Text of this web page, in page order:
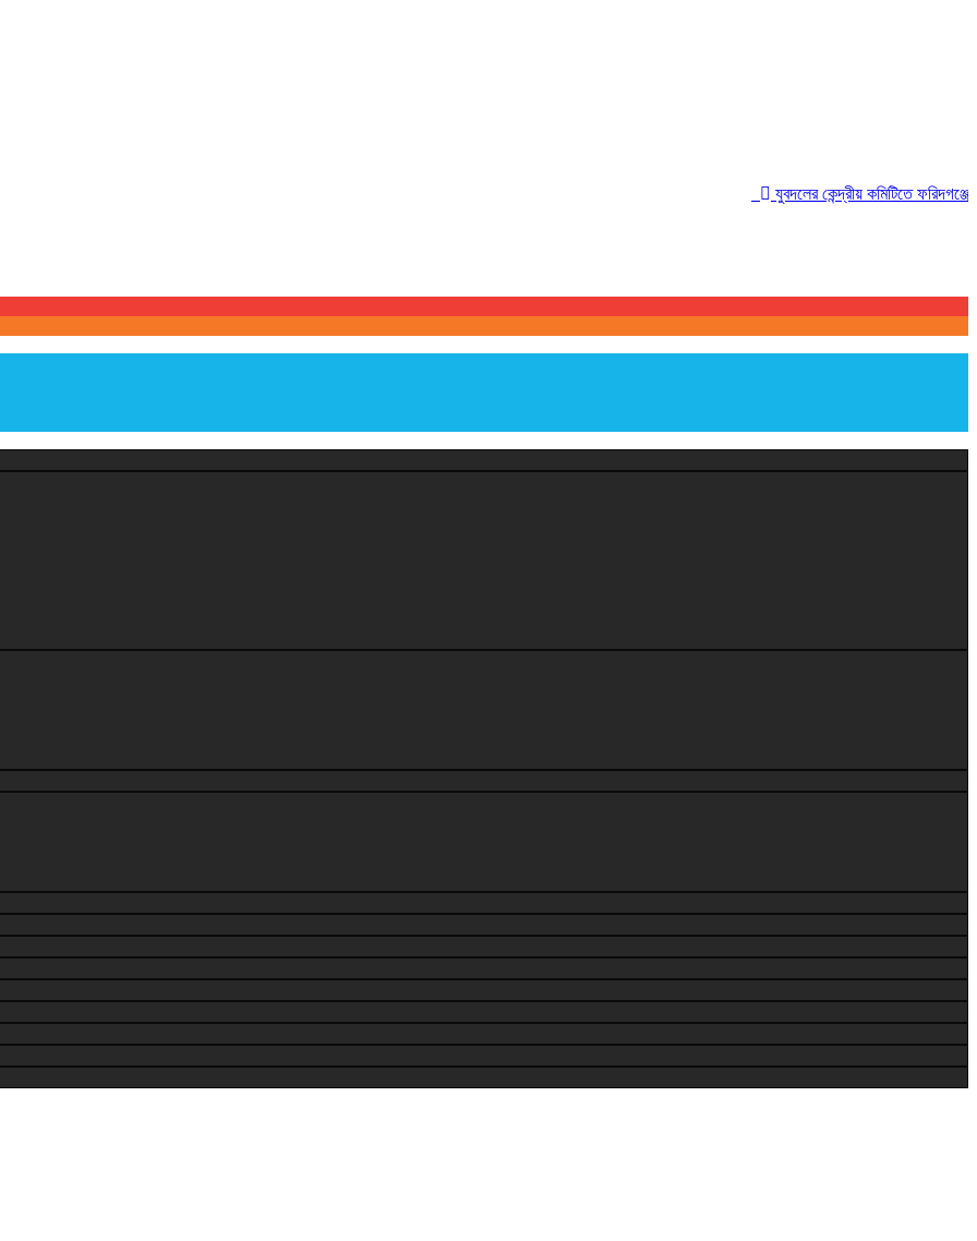
যুবদলের কেন্দ্রীয় কমিটিতে ফরিদগঞ্জের